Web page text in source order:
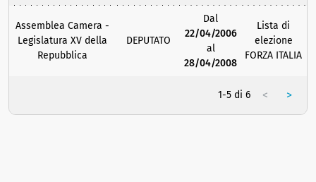
Assemblea Camera -
Legislatura XV della
Repubblica
DEPUTATO
Dal
22/04/2006
al
28/04/2008
Lista di
elezione
FORZA ITALIA
1-5 di 6 < >